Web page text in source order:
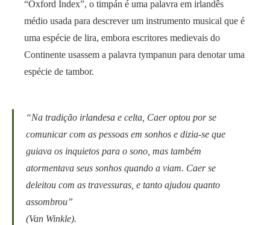
“Oxford Index”, o timpán é uma palavra em irlandês
médio usada para descrever um instrumento musical que é
uma espécie de lira, embora escritores medievais do
Continente usassem a palavra tympanun para denotar uma
espécie de tambor.
“Na tradição irlandesa e celta, Caer optou por se
comunicar com as pessoas em sonhos e dizia-se que
guiava os inquietos para o sono, mas também
atormentava seus sonhos quando a viam. Caer se
deleitou com as travessuras, e tanto ajudou quanto
assombrou”
(Van Winkle).